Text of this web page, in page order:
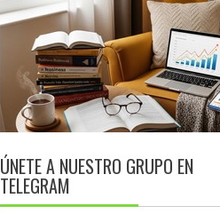
ÚNETE A NUESTRO GRUPO EN
TELEGRAM